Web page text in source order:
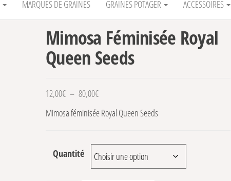
MARQUES DE GRAINES GRAINES POTAGER ACCESSOIRES
Mimosa Féminisée Royal
Queen Seeds
12,00€ – 80,00€Plage de prix : 12,00€ à 80,00€
Mimosa féminisée Royal Queen Seeds
Quantité